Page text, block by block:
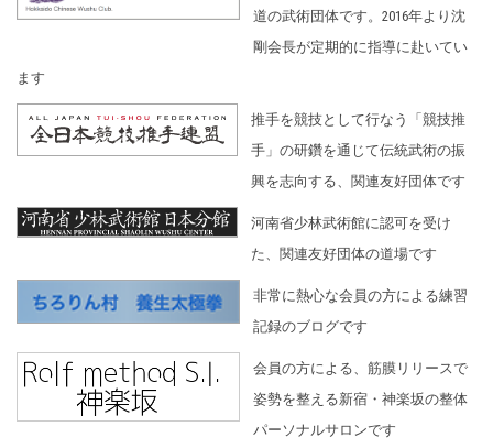
道の武術団体です。2016年より沈
剛会長が定期的に指導に赴いてい
ます
推手を競技として行なう「競技推
手」の研鑽を通じて伝統武術の振
興を志向する、関連友好団体です
河南省少林武術館に認可を受け
た、関連友好団体の道場です
非常に熱心な会員の方による練習
記録のブログです
会員の方による、筋膜リリースで
姿勢を整える新宿・神楽坂の整体
パーソナルサロンです